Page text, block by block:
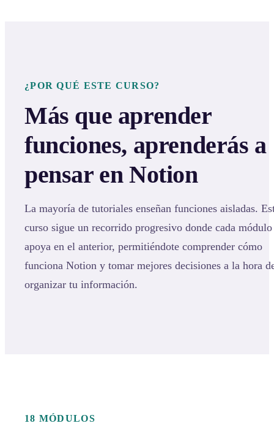
¿POR QUÉ ESTE CURSO?
Más que aprender
funciones, aprenderás a
pensar en Notion
La mayoría de tutoriales enseñan funciones aisladas.
curso sigue un recorrido progresivo donde cada módulo
apoya en el anterior, permitiéndote comprender cómo
funciona Notion y tomar mejores decisiones a la hora
organizar tu información.
18 MÓDULOS